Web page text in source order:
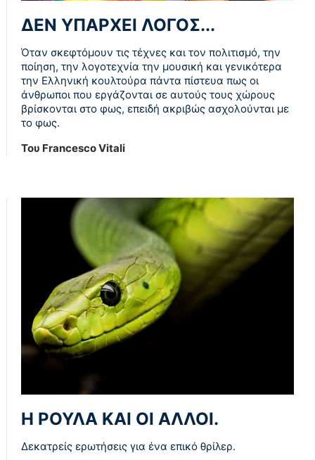
ΔΕΝ ΥΠΑΡΧΕΙ ΛΟΓΟΣ...
Όταν σκεφτόμουν τις τέχνες και τον πολιτισμό, την
ποίηση, την λογοτεχνία την μουσική και γενικότερα
την Ελληνική κουλτούρα πάντα πίστευα πως οι
άνθρωποι που εργάζονται σε αυτούς τους χώρους
βρίσκονται στο φως, επειδή ακριβώς ασχολούνται με
το φως.
Του Francesco Vitali
Η ΡΟΥΛΑ ΚΑΙ ΟΙ ΑΛΛΟΙ.
Δεκατρείς ερωτήσεις για ένα επικό θρίλερ.